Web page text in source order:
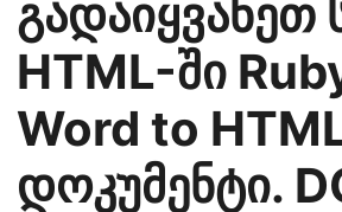
v
i
g
t
i
o
გადაიყვანეთ
HTML-ში
Word to
დოკუმენტი.